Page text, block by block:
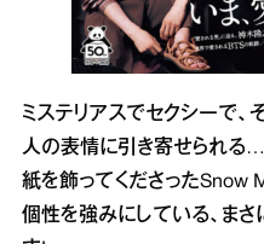
ミステリアスでセクシーで、
人の表情に引き寄せられる…
紙を飾ってくださったSnow
個性を強みにしている、ま